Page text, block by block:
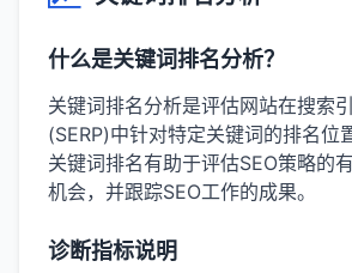
什么是关键词排名分析？
关键词排名分析是评估网站在搜索
(SERP)中针对特定关键词的排名位
关键词排名有助于评估SEO策略的
机会，并跟踪SEO工作的成果。
诊断指标说明